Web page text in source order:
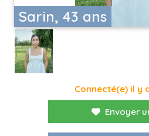
Sarin, 43 ans
Connecté(e) il y
Envoyer